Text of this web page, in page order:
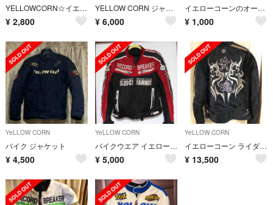
YELLOWCORN☆イエローコーン メッシュジャケットたくぞー様購入予定。
¥ 2,800
YELLOW CORN ジャケット Ｌ
¥ 6,000
イエローコーンのオーバーパンツ
¥ 1,000
YeLLOW CORN
バイク ジャケット
¥ 4,500
YeLLOW CORN
バイクウエア イエローコーン メッシュジャケット L
¥ 5,000
YeLLOW CORN
イエローコーン ライダースジャケット
¥ 13,500